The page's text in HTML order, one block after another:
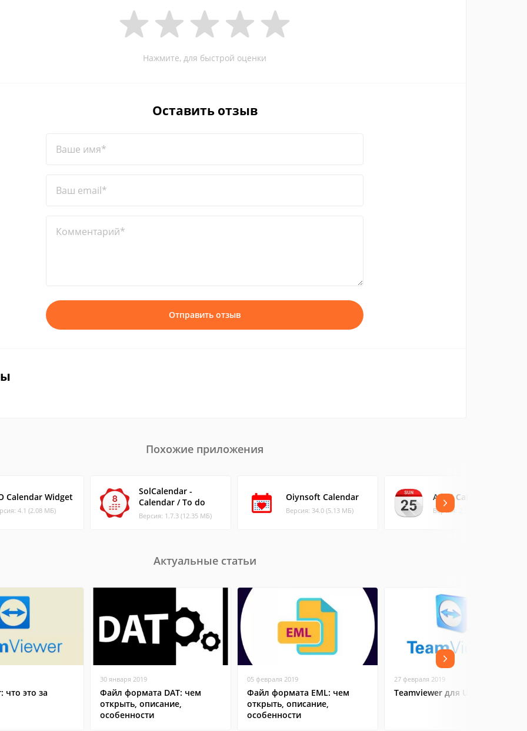
Нажмите, для быстрой оценки
Оставить отзыв
Ваше имя*
Ваш email*
Комментарий*
Отправить отзыв
Похожие приложения
Calendar Widget
4.1 (2.08 МБ)
SolCalendar -
Calendar / To do
Версия: 1.7.3 (12.35 МБ)
Oiynsoft Calendar
Версия: 34.0 (5.13 МБ)
ASUS Calendar
Версия: 2.1.0.57 (8.2 МБ)
Актуальные статьи
что это за
30 января 2019
Файл формата DAT: чем
открыть, описание,
особенности
05 февраля 2019
Файл формата EML: чем
открыть, описание,
особенности
27 февраля 2019
Teamviewer для Ubuntu